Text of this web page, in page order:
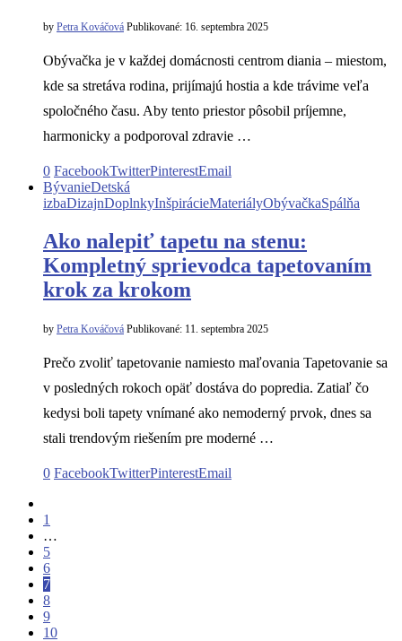
by Petra Kováčová Publikované: 16. septembra 2025
Obývačka je v každej domácnosti centrom diania – miestom,
kde sa stretáva rodina, prijímajú hostia a kde trávime veľa
spoločného času. Aby tento priestor pôsobil príjemne,
harmonicky a podporoval zdravie …
0 FacebookTwitterPinterestEmail
BývanieDetská
izbaDizajnDoplnkyInšpirácieMateriályObývačkaSpálňa
Ako nalepiť tapetu na stenu:
Kompletný sprievodca tapetovaním
krok za krokom
by Petra Kováčová Publikované: 11. septembra 2025
Prečo zvoliť tapetovanie namiesto maľovania Tapetovanie sa
v posledných rokoch opäť dostáva do popredia. Zatiaľ čo
kedysi boli tapety vnímané ako nemoderný prvok, dnes sa
stali trendovým riešením pre moderné …
0 FacebookTwitterPinterestEmail
1
…
5
6
7
8
9
10